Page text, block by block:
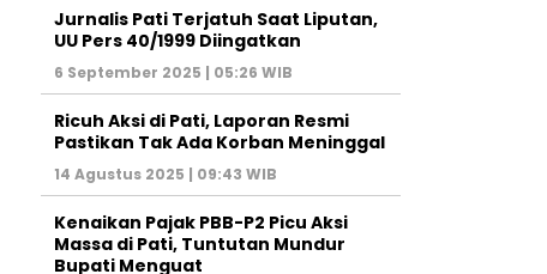
Jurnalis Pati Terjatuh Saat Liputan,
UU Pers 40/1999 Diingatkan
6 September 2025 | 05:26 WIB
Ricuh Aksi di Pati, Laporan Resmi
Pastikan Tak Ada Korban Meninggal
14 Agustus 2025 | 09:43 WIB
Kenaikan Pajak PBB-P2 Picu Aksi
Massa di Pati, Tuntutan Mundur
Bupati Menguat